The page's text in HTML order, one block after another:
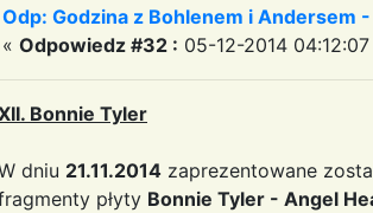
Odp: Godzina z Bohlenem i Andersem
« Odpowiedz #32 : 05-12-2014
Bonnie Tyler
dniu 21.11.2014 zaprezentowane
płyty Bonnie Tyler - Angel